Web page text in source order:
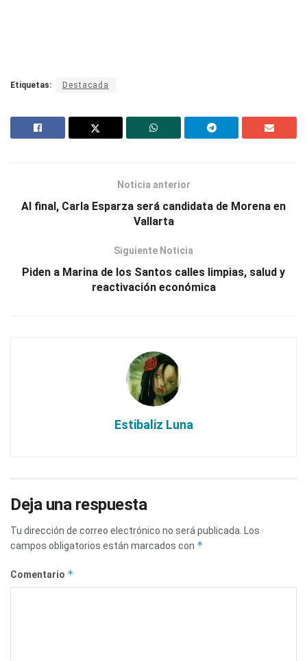
Etiquetas: Destacada
Noticia anterior
Al final, Carla Esparza será candidata de Morena en
Vallarta
Siguiente Noticia
Piden a Marina de los Santos calles limpias, salud y
reactivación económica
Estibaliz Luna
Deja una respuesta
Tu dirección de correo electrónico no será publicada. Los
campos obligatorios están marcados con *
Comentario *